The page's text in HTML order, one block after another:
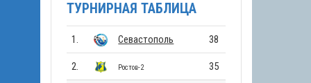
ТУРНИРНАЯ ТАБЛИЦА
1. Севастополь 38
2. Ростов-2 35